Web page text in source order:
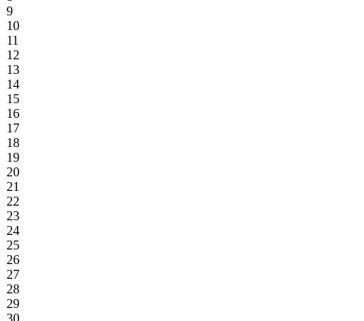
9
10
11
12
13
14
15
16
17
18
19
20
21
22
23
24
25
26
27
28
29
30